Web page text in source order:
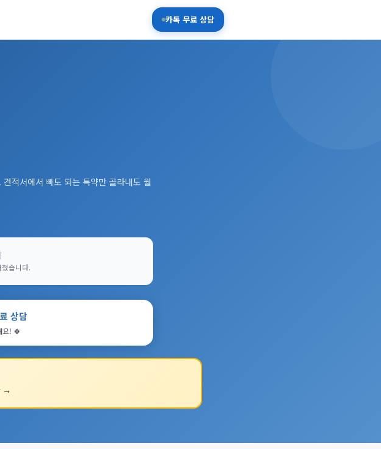
카톡 무료 상담
적서에서 빼도 되는 특약만 골라내도 월
습니다.
상담
요! 🍀
→